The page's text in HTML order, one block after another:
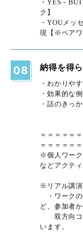
・YES－
ク】
・YOUメッ
現【※ペアワ
08 納得を得
・わかりや
・効果的な
・話のきっ
＝＝＝＝＝
＝＝＝＝＝
※個人ワーク
などアクテ
※リアル講
・ワークの
ど、参加者
双方向コ
います。